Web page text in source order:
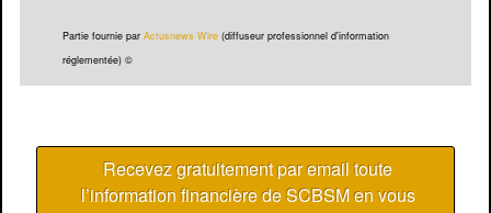
Partie fournie par Actusnews Wire (diffuseur professionnel d'information
réglementée) ©
Recevez gratuitement par email toute
l’information financière de SCBSM en vous